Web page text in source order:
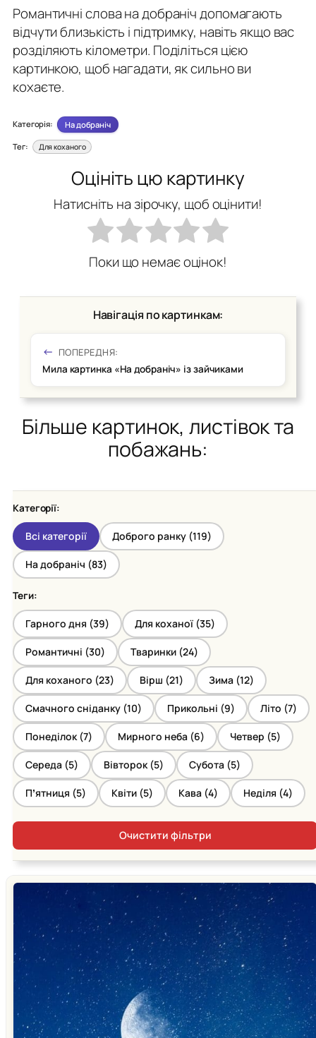
Романтичні слова на добраніч допомагають
відчути близькість і підтримку, навіть якщо вас
розділяють кілометри. Поділіться цією
картинкою, щоб нагадати, як сильно ви
кохаєте.
Категорія: На добраніч
Тег: Для коханого
Оцініть цю картинку
Натисніть на зірочку, щоб оцінити!
Поки що немає оцінок!
Навігація по картинкам:
ПОПЕРЕДНЯ:
Мила картинка «На добраніч» із зайчиками
Більше картинок, листівок та
побажань:
Категорії:
Всі категорії Доброго ранку (119)
На добраніч (83)
Теги:
Гарного дня (39) Для коханої (35)
Романтичні (30) Тваринки (24)
Для коханого (23) Вірш (21) Зима (12)
Смачного сніданку (10) Прикольні (9) Літо (7)
Понеділок (7) Мирного неба (6) Четвер (5)
Середа (5) Вівторок (5) Субота (5)
Пʼятниця (5) Квіти (5) Кава (4) Неділя (4)
Очистити фільтри